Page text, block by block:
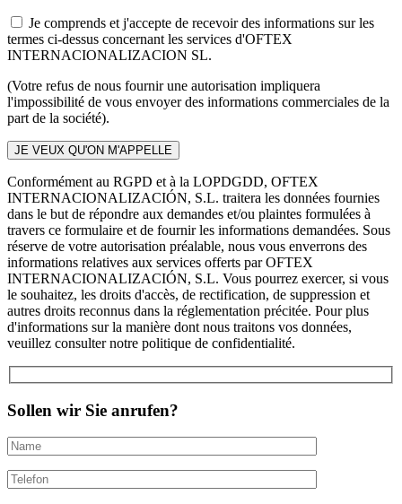
Je comprends et j'accepte de recevoir des informations sur les
termes ci-dessus concernant les services d'OFTEX
INTERNACIONALIZACION SL.
(Votre refus de nous fournir une autorisation impliquera
l'impossibilité de vous envoyer des informations commerciales de la
part de la société).
Conformément au RGPD et à la LOPDGDD, OFTEX
INTERNACIONALIZACIÓN, S.L. traitera les données fournies
dans le but de répondre aux demandes et/ou plaintes formulées à
travers ce formulaire et de fournir les informations demandées. Sous
réserve de votre autorisation préalable, nous vous enverrons des
informations relatives aux services offerts par OFTEX
INTERNACIONALIZACIÓN, S.L. Vous pourrez exercer, si vous
le souhaitez, les droits d'accès, de rectification, de suppression et
autres droits reconnus dans la réglementation précitée. Pour plus
d'informations sur la manière dont nous traitons vos données,
veuillez consulter notre politique de confidentialité.
Sollen wir Sie anrufen?